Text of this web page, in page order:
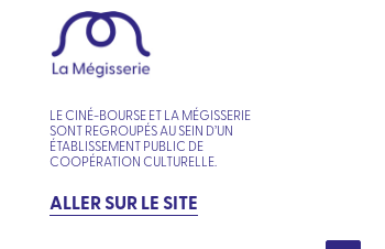
LE CINÉ-BOURSE ET LA MÉGISSERIE
SONT REGROUPÉS AU SEIN D’UN
ÉTABLISSEMENT PUBLIC DE
COOPÉRATION CULTURELLE.
ALLER SUR LE SITE